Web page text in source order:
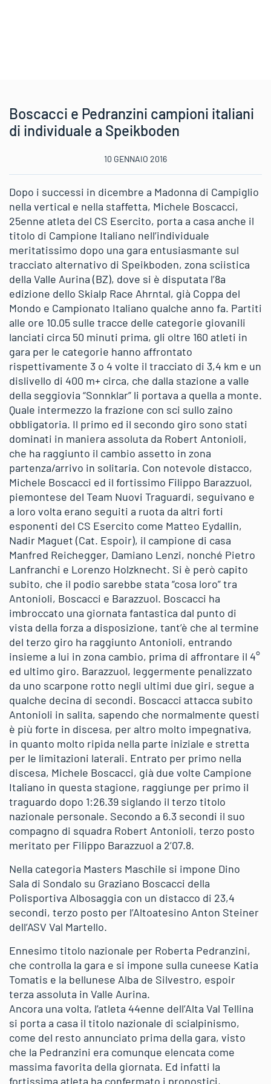
Boscacci e Pedranzini campioni italiani
di individuale a Speikboden
10 GENNAIO 2016
Dopo i successi in dicembre a Madonna di Campiglio
nella vertical e nella staffetta, Michele Boscacci,
25enne atleta del CS Esercito, porta a casa anche il
titolo di Campione Italiano nell’individuale
meritatissimo dopo una gara entusiasmante sul
tracciato alternativo di Speikboden, zona sciistica
della Valle Aurina (BZ), dove si è disputata l’8a
edizione dello Skialp Race Ahrntal, già Coppa del
Mondo e Campionato Italiano qualche anno fa. Partiti
alle ore 10.05 sulle tracce delle categorie giovanili
lanciati circa 50 minuti prima, gli oltre 160 atleti in
gara per le categorie hanno affrontato
rispettivamente 3 o 4 volte il tracciato di 3,4 km e un
dislivello di 400 m+ circa, che dalla stazione a valle
della seggiovia “Sonnklar” li portava a quella a monte.
Quale intermezzo la frazione con sci sullo zaino
obbligatoria. Il primo ed il secondo giro sono stati
dominati in maniera assoluta da Robert Antonioli,
che ha raggiunto il cambio assetto in zona
partenza/arrivo in solitaria. Con notevole distacco,
Michele Boscacci ed il fortissimo Filippo Barazzuol,
piemontese del Team Nuovi Traguardi, seguivano e
a loro volta erano seguiti a ruota da altri forti
esponenti del CS Esercito come Matteo Eydallin,
Nadir Maguet (Cat. Espoir), il campione di casa
Manfred Reichegger, Damiano Lenzi, nonché Pietro
Lanfranchi e Lorenzo Holzknecht. Si è però capito
subito, che il podio sarebbe stata “cosa loro” tra
Antonioli, Boscacci e Barazzuol. Boscacci ha
imbroccato una giornata fantastica dal punto di
vista della forza a disposizione, tant’è che al termine
del terzo giro ha raggiunto Antonioli, entrando
insieme a lui in zona cambio, prima di affrontare il 4°
ed ultimo giro. Barazzuol, leggermente penalizzato
da uno scarpone rotto negli ultimi due giri, segue a
qualche decina di secondi. Boscacci attacca subito
Antonioli in salita, sapendo che normalmente questi
è più forte in discesa, per altro molto impegnativa,
in quanto molto ripida nella parte iniziale e stretta
per le limitazioni laterali. Entrato per primo nella
discesa, Michele Boscacci, già due volte Campione
Italiano in questa stagione, raggiunge per primo il
traguardo dopo 1:26.39 siglando il terzo titolo
nazionale personale. Secondo a 6.3 secondi il suo
compagno di squadra Robert Antonioli, terzo posto
meritato per Filippo Barazzuol a 2’07.8.
Nella categoria Masters Maschile si impone Dino
Sala di Sondalo su Graziano Boscacci della
Polisportiva Albosaggia con un distacco di 23,4
secondi, terzo posto per l’Altoatesino Anton Steiner
dell’ASV Val Martello.
Ennesimo titolo nazionale per Roberta Pedranzini,
che controlla la gara e si impone sulla cuneese Katia
Tomatis e la bellunese Alba de Silvestro, espoir
terza assoluta in Valle Aurina.
Ancora una volta, l’atleta 44enne dell’Alta Val Tellina
si porta a casa il titolo nazionale di scialpinismo,
come del resto annunciato prima della gara, visto
che la Pedranzini era comunque elencata come
massima favorita della giornata. Ed infatti la
fortissima atleta ha confermato i pronostici,